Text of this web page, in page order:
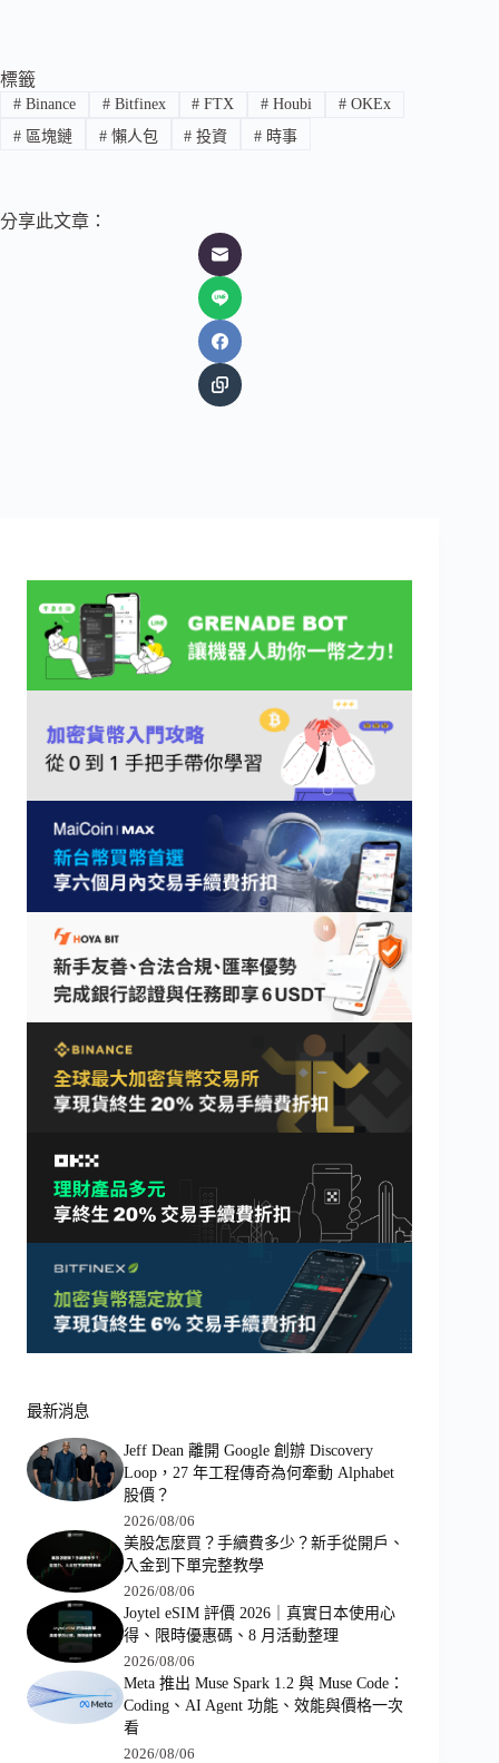
標籤
#Binance #Bitfinex # FTX # Houbi # OKEx
#區塊鏈 #懶人包 # 投資 # 時事
分享此文章：
最新消息
Jeff Dean 離開 Google 創辦 Discovery
Loop，27 年工程傳奇為何牽動 Alphabet
股價？
2026/08/06
美股怎麼買？手續費多少？新手從開戶、
入金到下單完整教學
2026/08/06
Joytel eSIM 評價 2026｜真實日本使用心
得、限時優惠碼、8 月活動整理
2026/08/06
Meta 推出 Muse Spark 1.2 與 Muse Code：
Coding、AI Agent 功能、效能與價格一次
看
2026/08/06